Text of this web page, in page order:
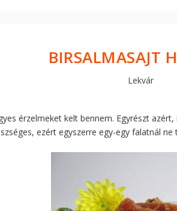
BIRSALMASAJT
Lekvár
érzelmeket kelt bennem. Egyrészt
ezért egyszerre egy-egy falatnál ne